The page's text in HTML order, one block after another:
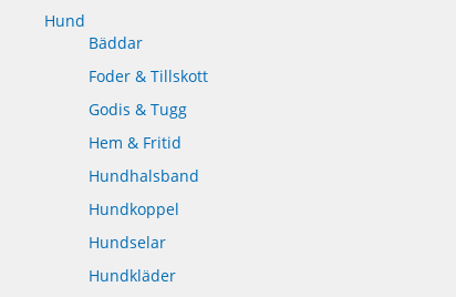
Hund
Bäddar
Foder & Tillskott
Godis & Tugg
Hem & Fritid
Hundhalsband
Hundkoppel
Hundselar
Hundkläder